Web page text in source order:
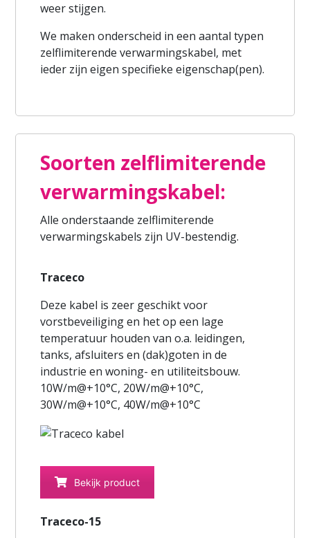
weer stijgen.
We maken onderscheid in een aantal typen
zelflimiterende verwarmingskabel, met
ieder zijn eigen specifieke eigenschap(pen).
Soorten zelflimiterende
verwarmingskabel:
Alle onderstaande zelflimiterende
verwarmingskabels zijn UV-bestendig.
Traceco
Deze kabel is zeer geschikt voor
vorstbeveiliging en het op een lage
temperatuur houden van o.a. leidingen,
tanks, afsluiters en (dak)goten in de
industrie en woning- en utiliteitsbouw.
10W/m@+10°C, 20W/m@+10°C,
30W/m@+10°C, 40W/m@+10°C
Bekijk product
Traceco-15